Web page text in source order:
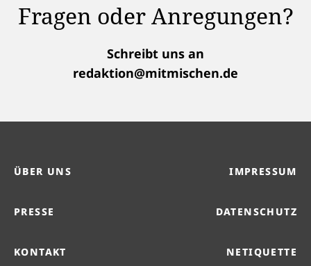
Fragen oder Anregungen?
Schreibt uns an
redaktion@mitmischen.de
ÜBER UNS IMPRESSUM
PRESSE DATENSCHUTZ
KONTAKT NETIQUETTE